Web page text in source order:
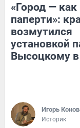
«Город —
паперти»:
возмутился
установкой
Высоцкому
Игорь
Историк